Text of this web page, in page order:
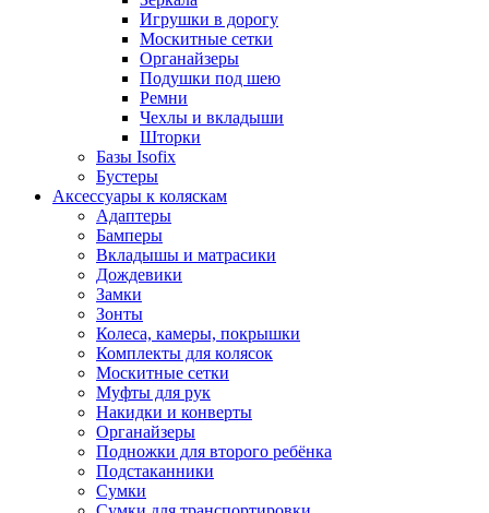
Игрушки в дорогу
Москитные сетки
Органайзеры
Подушки под шею
Ремни
Чехлы и вкладыши
Шторки
Базы Isofix
Бустеры
Аксессуары к коляскам
Адаптеры
Бамперы
Вкладышы и матрасики
Дождевики
Замки
Зонты
Колеса, камеры, покрышки
Комплекты для колясок
Москитные сетки
Муфты для рук
Накидки и конверты
Органайзеры
Подножки для второго ребёнка
Подстаканники
Сумки